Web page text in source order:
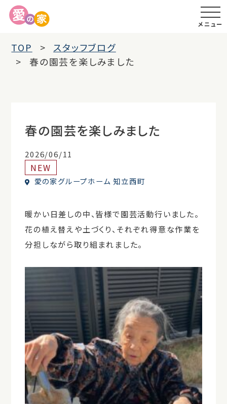
メニュー
TOP
スタッフブログ
春の園芸を楽しみました
春の園芸を楽しみました
2026/06/11
NEW
愛の家グループホーム 知立西町
暖かい日差しの中、皆様で園芸活動行いました。
花の植え替えや土づくり、それぞれ得意な作業を
分担しながら取り組まれました。